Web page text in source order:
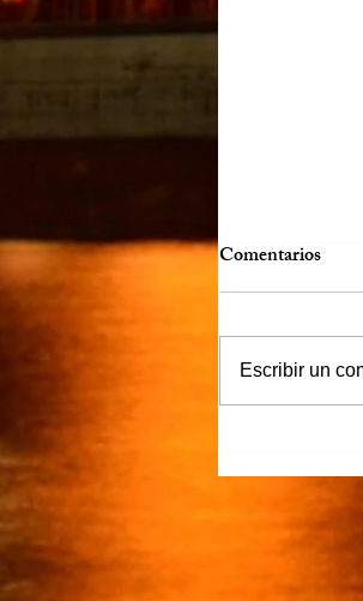
Más claro…
Comentarios
Escribir un